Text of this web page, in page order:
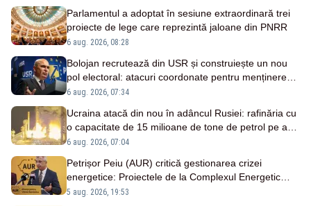
Parlamentul a adoptat în sesiune extraordinară trei
proiecte de lege care reprezintă jaloane din PNRR
6 aug. 2026, 08:28
Bolojan recrutează din USR și construiește un nou
pol electoral: atacuri coordonate pentru menținerea
la putere
6 aug. 2026, 07:34
Ucraina atacă din nou în adâncul Rusiei: rafinăria cu
o capacitate de 15 milioane de tone de petrol pe an,
vizată două nopți la rând
6 aug. 2026, 07:04
Petrișor Peiu (AUR) critică gestionarea crizei
energetice: Proiectele de la Complexul Energetic
Oltenia sunt blocate în birocrație și restricții
5 aug. 2026, 19:53